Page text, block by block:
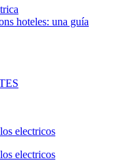
hoteles: una guía